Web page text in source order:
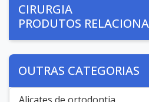
CIRURGIA
PRODUTOS
OUTRAS CATEGORIAS